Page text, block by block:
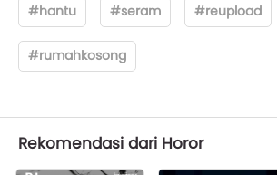
#hantu #seram #reupload
#rumahkosong
Rekomendasi dari Horor